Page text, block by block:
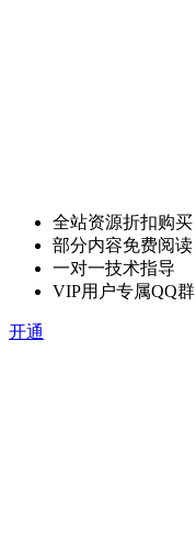
全站资源折扣购买
部分内容免费阅读
一对一技术指导
VIP用户专属QQ群
开通